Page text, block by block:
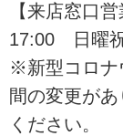
【来店窓口
17:00 日曜
※新型コロナ
間の変更が
ください。